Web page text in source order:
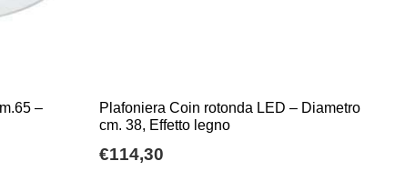
–
Plafoniera Coin rotonda LED – Diametro
cm. 38, Effetto legno
€114,30